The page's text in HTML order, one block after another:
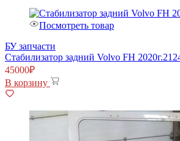
Посмотреть товар
БУ запчасти
Стабилизатор задний Volvo FH
45000₽
В корзину